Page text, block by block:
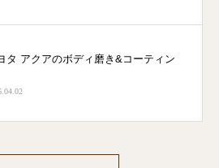
タ アクアのボディ磨き&コーティン